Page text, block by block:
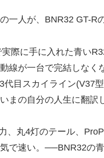
一人が、BNR32 GT-R
際に手に入れた青い
線が一台で完結しな
代目スカイライン(V37
まの自分の人生に翻訳
、丸4灯のテール、
で速い。──BNR32の